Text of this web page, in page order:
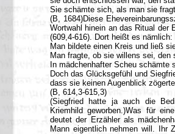
Sie schämte sich, als man sie
(B, 1684)Diese
Wortwahl hinein an das Ritual der
(609,4-616). Dort heißt es nämlich:
Man bildete einen Kreis und ließ
Man fragte, ob sie willens sei, den
In mädchenhafter Scheu schämte
Doch das Glücksgefühl und
dass sie keinen Augenblick
(B, 614,3-615,3)
(Siegfried hatte ja auch die
Kriemhild geworben.)Was für
deutet der Erzähler als
Mann eigentlich nehmen will. Ihr